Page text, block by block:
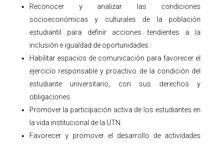
Reconocer y analizar las condiciones
socioeconómicas y culturales de la población
estudiantil para definir acciones tendientes a la
inclusión e igualdad de oportunidades.
Habilitar espacios de comunicación para favorecer el
ejercicio responsable y proactivo de la condición del
estudiante universitario, con sus derechos y
obligaciones.
Promover la participación activa de los estudiantes en
la vida institucional de la UTN.
Favorecer y promover el desarrollo de actividades